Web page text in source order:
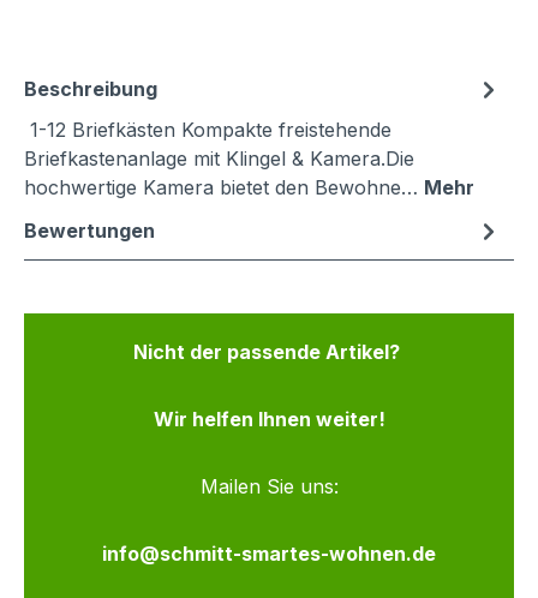
Beschreibung
1-12 Briefkästen Kompakte freistehende
Briefkastenanlage mit Klingel & Kamera.Die
hochwertige Kamera bietet den Bewohne… Mehr
Bewertungen
Nicht der passende Artikel?
Wir helfen Ihnen weiter!
Mailen Sie uns:
info@schmitt-smartes-wohnen.de